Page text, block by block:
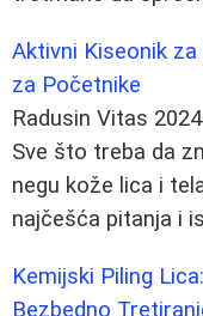
Aktivni Kiseonik
za Početnike
Radusin Vitas
Sve što treba da
negu kože lica i
najčešća pitanja i
Kemijski Piling
Bezbedno